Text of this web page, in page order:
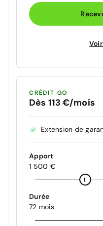
CRÉDIT GO
Dès 113 €/mois
Extension de
Apport
1 500 €
Durée
72 mois